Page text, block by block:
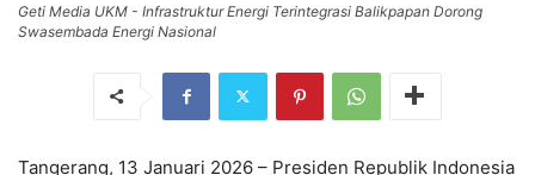
Geti Media UKM - Infrastruktur Energi Terintegrasi Balikpapan Dorong
Swasembada Energi Nasional
Tangerang, 13 Januari 2026 – Presiden Republik Indonesia